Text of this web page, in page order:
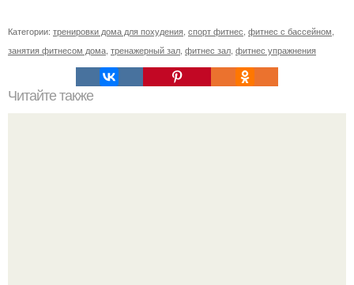
Категории: тренировки дома для похудения спорт фитнес фитнес с бассейном
занятия фитнесом дома тренажерный зал фитнес зал фитнес упражнения
Читайте также